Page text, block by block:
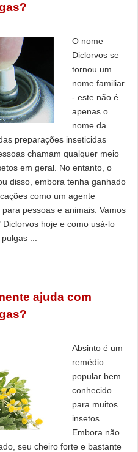
O nome
Diclorvos se
tornou um
nome familiar
- este não é
apenas o
nome da
preparações inseticidas
chamam qualquer meio
em geral. No entanto, o
disso, embora tenha ganhado
como um agente
pessoas e animais. Vamos
hoje e como usá-lo
...
ajuda com
Absinto é um
remédio
popular bem
conhecido
para muitos
insetos.
Embora não
seu cheiro forte e bastante